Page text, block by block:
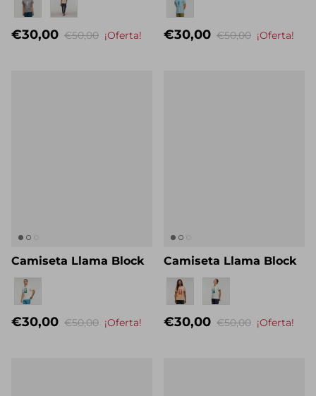
€30,00 €50,00 ¡Oferta! €30,00 €50,00 ¡Oferta!
Camiseta Llama Block
Nombre propio
€30,00 €50,00 ¡Oferta!
Camiseta Llama Block
Nombre propio
€30,00 €50,00 ¡Oferta!